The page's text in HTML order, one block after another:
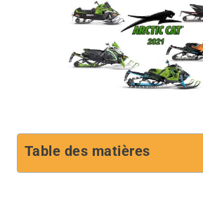
Table des matières